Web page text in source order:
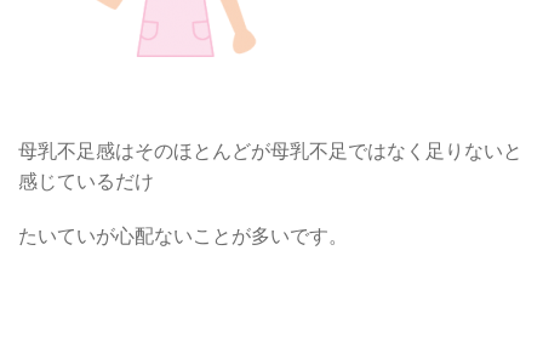
母乳不足感はそのほとんどが母乳不足ではなく足りないと
感じているだけ
たいていが心配ないことが多いです。